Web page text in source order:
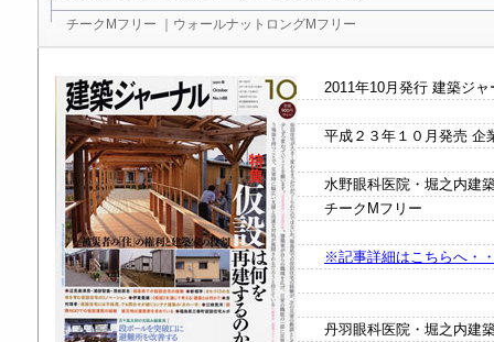
チークMフリー ｜ウォールナットロングMフリー
2011年10月発行 建築ジ
平成２３年１０月発売 企
水野眼科医院・堀之内建
チークMフリー
※記事詳細はこちらへ・
丹羽眼科医院・堀之内建